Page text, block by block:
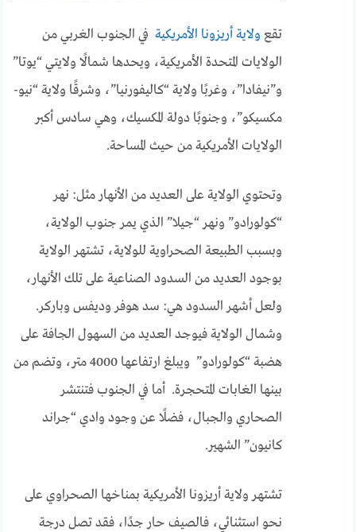
تقع ولاية أريزونا الأمريكية في الجنوب الغربي من
الولايات المتحدة الأمريكية، ويحدها شمالًا ولايتي “يوتا”
و”نيفادا”، وغربًا ولاية “كاليفورنيا”، وشرقًا ولاية “نيو-
مكسيكو”، وجنوبًا دولة المكسيك، وهي سادس أكبر
الولايات الأمريكية من حيث المساحة.
وتحتوي الولاية على العديد من الأنهار مثل: نهر
“كولورادو” ونهر “جيلا” الذي يمر جنوب الولاية،
وبسبب الطبيعة الصحراوية للولاية، تشتهر الولاية
بوجود العديد من السدود الصناعية على تلك الأنهار،
ولعل أشهر السدود هي: سد هوفر وديفس وباركر.
وشمال الولاية فيوجد العديد من السهول الجافة على
هضبة “كولورادو” ويبلغ ارتفاعها 4000 متر، وتضم من
بينها الغابات المتحجرة. أما في الجنوب فتنتشر
الصحاري والجبال، فضلًا عن وجود وادي “جراند
كانيون” الشهير.
تشتهر ولاية أريزونا الأمريكية بمناخها الصحراوي على
نحو استثنائي، فالصيف حار جدًا، فقد تصل درجة